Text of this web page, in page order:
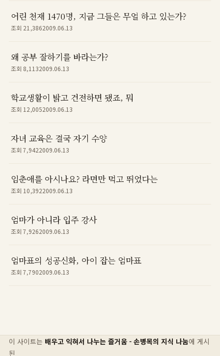
어린 천재 1470명, 지금 그들은 무얼 하고 있는가?
조회 21,3862009.06.13
왜 공부 잘하기를 바라는가?
조회 8,1132009.06.13
학교생활이 밝고 건전하면 됐죠, 뭐
조회 12,0052009.06.13
자녀 교육은 결국 자기 수양
조회 7,9422009.06.13
임춘애를 아시나요? 라면만 먹고 뛰었다는
조회 10,3922009.06.13
엄마가 아니라 입주 강사
조회 7,9262009.06.13
엄마표의 성공신화, 아이 잡는 엄마표
조회 7,7902009.06.13
이 사이트는 배우고 익혀서 나누는 즐거움 - 손병목의 지식 나눔에 게시
된